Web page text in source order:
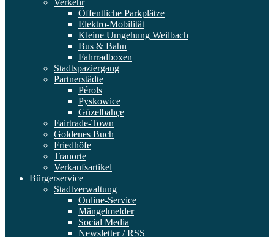
Verkehr
Öffentliche Parkplätze
Elektro-Mobilität
Kleine Umgehung Weilbach
Bus & Bahn
Fahrradboxen
Stadtspaziergang
Partnerstädte
Pérols
Pyskowice
Güzelbahçe
Fairtrade-Town
Goldenes Buch
Friedhöfe
Trauorte
Verkaufsartikel
Bürgerservice
Stadtverwaltung
Online-Service
Mängelmelder
Social Media
Newsletter / RSS